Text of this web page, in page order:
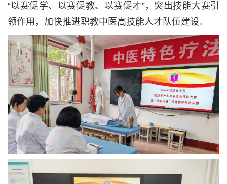
“以赛促学、以赛促教、以赛促才”，突出技能大赛引
领作用，加快推进职教中医高技能人才队伍建设。